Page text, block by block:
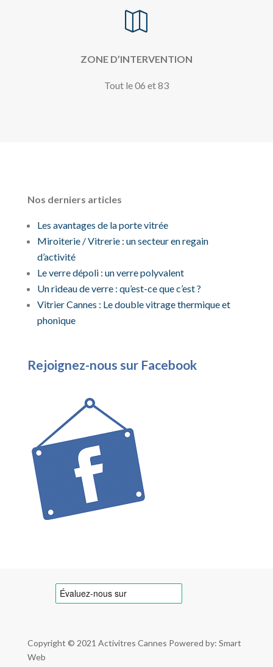

ZONE D’INTERVENTION
Tout le 06 et 83
Nos derniers articles
Les avantages de la porte vitrée
Miroiterie / Vitrerie : un secteur en regain
d’activité
Le verre dépoli : un verre polyvalent
Un rideau de verre : qu’est-ce que c’est ?
Vitrier Cannes : Le double vitrage thermique et
phonique
Rejoignez-nous sur Facebook
Copyright © 2021 Activitres Cannes Powered by: Smart
Web